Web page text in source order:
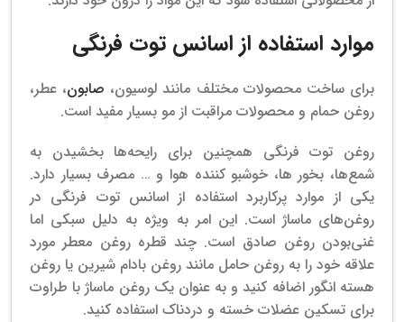
موارد استفاده از اسانس توت فرنگی
برای ساخت محصولات مختلف مانند لوسیون، صابون، عطر،
روغن حمام و محصولات مراقبت از مو بسیار مفید است.
روغن توت فرنگی همچنین برای رایحه‌ها بخشیدن به
شمع‌ها، بخور ها، خوشبو کننده هوا و … مصرفبسیار دارد.
یکی از موارد پرکاربرد استفاده از اسانس توت فرنگی در
روغن‌های ماساژ است.این امر به ویژه به دلیل سبکی اما
غنی‌بودن روغن صادق است. چند قطره روغن معطر مورد
علاقه خود را به روغن حامل مانند روغن بادام شیرین یا روغن
هسته انگور اضافه کنید و به عنوان یک روغن ماساژ با طراوت
برای تسکین عضلات خسته و دردناک استفاده کنید.